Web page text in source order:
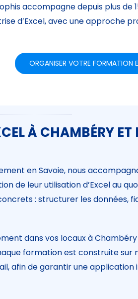
accompagne depuis plus de
d’Excel, avec une approche
ORGANISER VOTRE FORMATION
À CHAMBÉRY
en Savoie, nous
de leur utilisation d’Excel au
: structurer les données,
dans vos locaux à
formation est construite
afin de garantir une